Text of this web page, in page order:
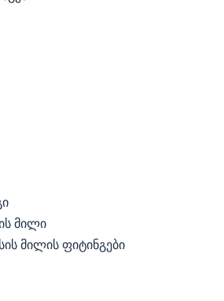
მილი
მილის ფიტინგები